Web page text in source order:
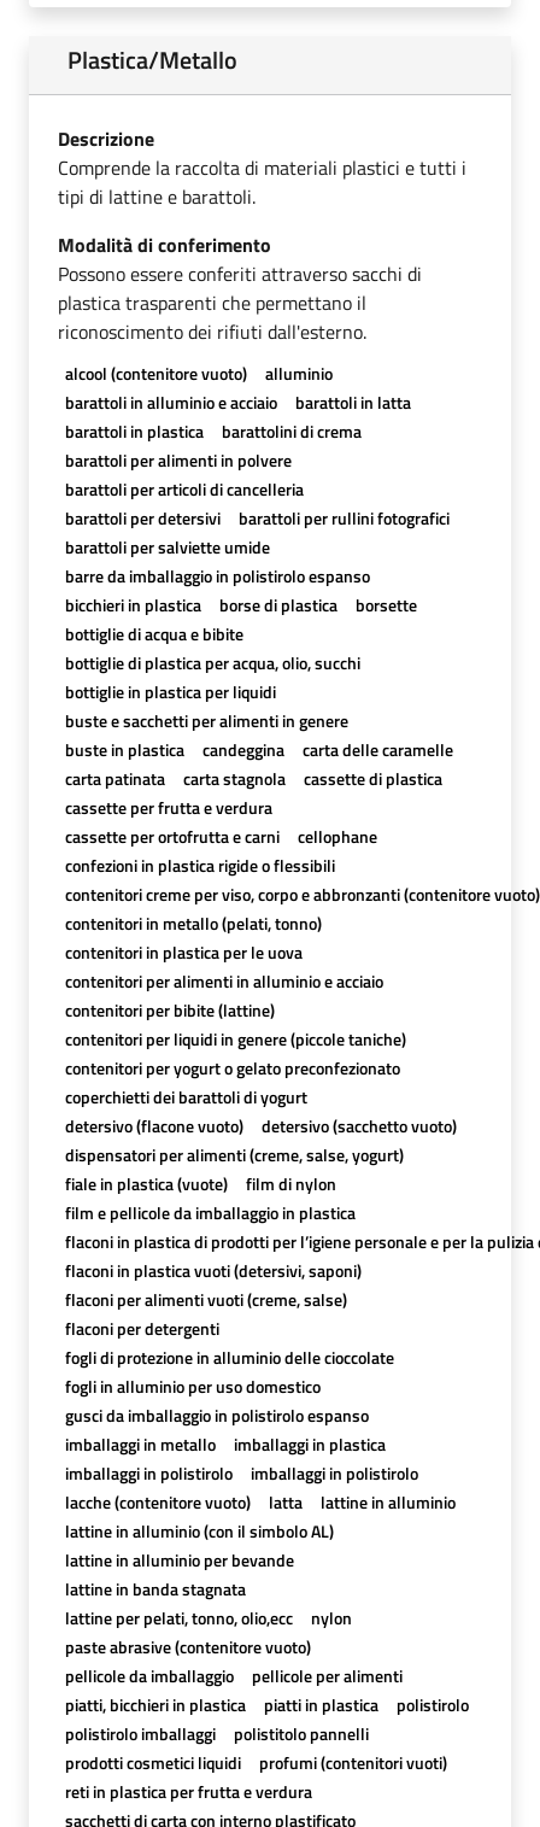
Plastica/Metallo
Descrizione
Comprende la raccolta di materiali plastici e tutti i
tipi di lattine e barattoli.
Modalità di conferimento
Possono essere conferiti attraverso sacchi di
plastica trasparenti che permettano il
riconoscimento dei rifiuti dall'esterno.
alcool (contenitore vuoto)
alluminio
barattoli in alluminio e acciaio
barattoli in latta
barattoli in plastica
barattolini di crema
barattoli per alimenti in polvere
barattoli per articoli di cancelleria
barattoli per detersivi
barattoli per rullini fotografici
barattoli per salviette umide
barre da imballaggio in polistirolo espanso
bicchieri in plastica
borse di plastica
borsette
bottiglie di acqua e bibite
bottiglie di plastica per acqua, olio, succhi
bottiglie in plastica per liquidi
buste e sacchetti per alimenti in genere
buste in plastica
candeggina
carta delle caramelle
carta patinata
carta stagnola
cassette di plastica
cassette per frutta e verdura
cassette per ortofrutta e carni
cellophane
confezioni in plastica rigide o flessibili
contenitori creme per viso, corpo e abbronzanti (contenitore vuoto)
contenitori in metallo (pelati, tonno)
contenitori in plastica per le uova
contenitori per alimenti in alluminio e acciaio
contenitori per bibite (lattine)
contenitori per liquidi in genere (piccole taniche)
contenitori per yogurt o gelato preconfezionato
coperchietti dei barattoli di yogurt
detersivo (flacone vuoto)
detersivo (sacchetto vuoto)
dispensatori per alimenti (creme, salse, yogurt)
fiale in plastica (vuote)
film di nylon
film e pellicole da imballaggio in plastica
flaconi in plastica di prodotti per l’igiene personale e per la pulizia
flaconi in plastica vuoti (detersivi, saponi)
flaconi per alimenti vuoti (creme, salse)
flaconi per detergenti
fogli di protezione in alluminio delle cioccolate
fogli in alluminio per uso domestico
gusci da imballaggio in polistirolo espanso
imballaggi in metallo
imballaggi in plastica
imballaggi in polistirolo
imballaggi in polistirolo
lacche (contenitore vuoto)
latta
lattine in alluminio
lattine in alluminio (con il simbolo AL)
lattine in alluminio per bevande
lattine in banda stagnata
lattine per pelati, tonno, olio,ecc
nylon
paste abrasive (contenitore vuoto)
pellicole da imballaggio
pellicole per alimenti
piatti, bicchieri in plastica
piatti in plastica
polistirolo
polistirolo imballaggi
polistitolo pannelli
prodotti cosmetici liquidi
profumi (contenitori vuoti)
reti in plastica per frutta e verdura
sacchetti di carta con interno plastificato